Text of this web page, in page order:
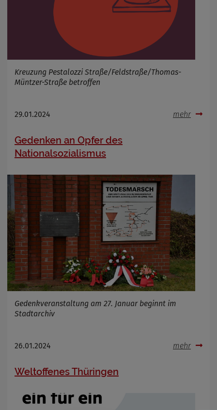
Kreuzung Pestalozzi Straße/Feldstraße/Thomas-
Müntzer-Straße betroffen
29.01.2024 mehr
Gedenken an Opfer des
Nationalsozialismus
Gedenkveranstaltung am 27. Januar beginnt im
Stadtarchiv
26.01.2024 mehr
Weltoffenes Thüringen